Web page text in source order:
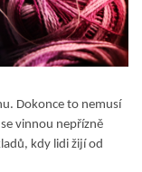
Dokonce to nemusí
vinnou nepřízně
kdy lidi žijí od